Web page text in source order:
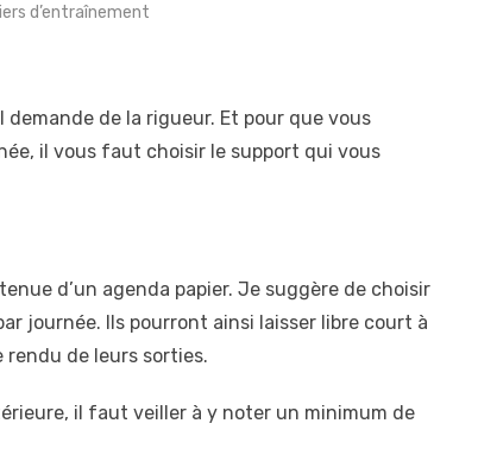
d’entraînement
de la rigueur. Et pour que vous
il vous faut choisir le support qui vous
d’un agenda papier. Je suggère de choisir
journée. Ils pourront ainsi laisser libre court à
de leurs sorties.
il faut veiller à y noter un minimum de